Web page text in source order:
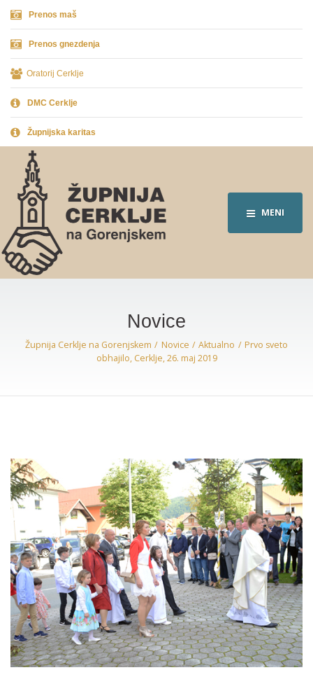
Prenos maš
Prenos gnezdenja
Oratorij Cerklje
DMC Cerklje
Župnijska karitas
MENI
Novice
Župnija Cerklje na Gorenjskem Novice Aktualno
Prvo sveto
obhajilo, Cerklje, 26. maj 2019